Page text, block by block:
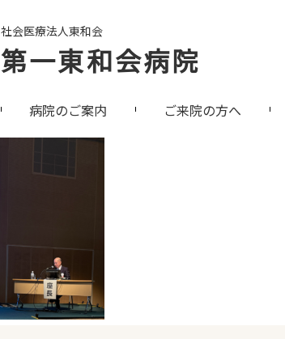
社会医療法人東和会
第一東和会病院
病院のご案内 ご来院の方へ